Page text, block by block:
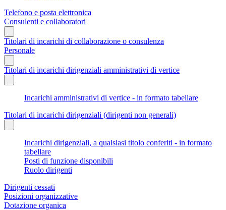
Telefono e posta elettronica
Consulenti e collaboratori
Titolari di incarichi di collaborazione o consulenza
Personale
Titolari di incarichi dirigenziali amministrativi di vertice
Incarichi amministrativi di vertice - in formato tabellare
Titolari di incarichi dirigenziali (dirigenti non generali)
Incarichi dirigenziali, a qualsiasi titolo conferiti - in formato
tabellare
Posti di funzione disponibili
Ruolo dirigenti
Dirigenti cessati
Posizioni organizzative
Dotazione organica